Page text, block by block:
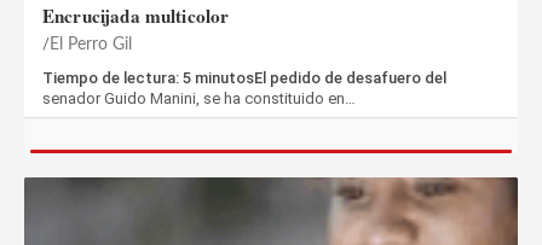
Encrucijada multicolor
El Perro Gil
Tiempo de lectura: 5 minutosEl pedido de desafuero del
senador Guido Manini, se ha constituido en…